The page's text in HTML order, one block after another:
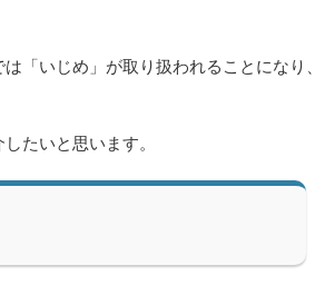
「いじめ」が取り扱われることになり、
たいと思います。